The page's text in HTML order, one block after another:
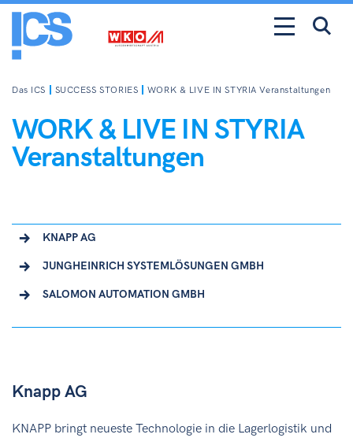
Das ICS SUCCESS STORIES WORK & LIVE IN STYRIA Veranstaltungen
WORK & LIVE IN STYRIA
Veranstaltungen
KNAPP AG
JUNGHEINRICH SYSTEMLÖSUNGEN GMBH
SALOMON AUTOMATION GMBH
Knapp AG
KNAPP bringt neueste Technologie in die Lagerlogistik und